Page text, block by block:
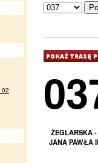
ŻEGLARSKA
JANA PAWŁA
02